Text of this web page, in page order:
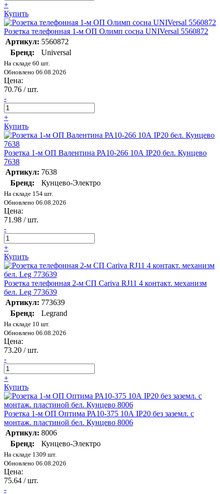
+
Купить
Розетка телефонная 1-м ОП Олимп сосна UNIVersal 5560872
Артикул: 5560872
Бренд:
Universal
На складе 60 шт.
Обновлено 06.08.2026
Цена:
70.76 / шт.
-
+
Купить
Розетка 1-м ОП Валентина РА10-266 10А IP20 бел. Кунцево
7638
Артикул: 7638
Бренд:
Кунцево-Электро
На складе 154 шт.
Обновлено 06.08.2026
Цена:
71.98 / шт.
-
+
Купить
Розетка телефонная 2-м СП Cariva RJ11 4 контакт. механизм
бел. Leg 773639
Артикул: 773639
Бренд:
Legrand
На складе 10 шт.
Обновлено 06.08.2026
Цена:
73.20 / шт.
-
+
Купить
Розетка 1-м ОП Оптима РА10-375 10А IP20 без заземл. с
монтаж. пластиной бел. Кунцево 8006
Артикул: 8006
Бренд:
Кунцево-Электро
На складе 1309 шт.
Обновлено 06.08.2026
Цена:
75.64 / шт.
-